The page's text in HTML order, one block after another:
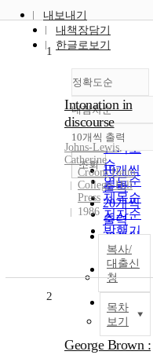
내보내기
내책장담기
한글로보기
정확도순
정확도
순
인기도
순
연도순
제목순
저자순
발행기
관순
내림차순
내림차순
10개씩 출력
10개씩
출력
20개씩
출력
30개씩
출력
50개씩
출력
100개씩
출력
조회
1
Intonation in
discourse
Johns-Lewis,
Catherine
Croom Helm
College-Hill
Press
1986
복사/
대출신
청
목차
보기
2
George Brown :